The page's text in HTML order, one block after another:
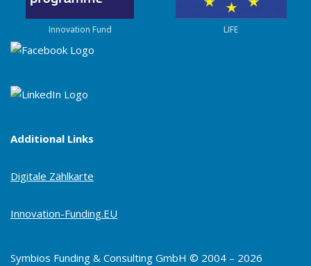
Innovation Fund LIFE
Additional Links
Digitale Zählkarte
Innovation-Funding.EU
Symbios Funding & Consulting GmbH © 2004 – 2026